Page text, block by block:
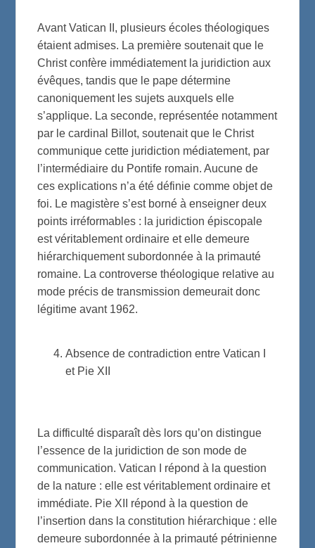
Avant Vatican II, plusieurs écoles théologiques
étaient admises. La première soutenait que le
Christ confère immédiatement la juridiction aux
évêques, tandis que le pape détermine
canoniquement les sujets auxquels elle
s’applique. La seconde, représentée notamment
par le cardinal Billot, soutenait que le Christ
communique cette juridiction médiatement, par
l’intermédiaire du Pontife romain. Aucune de
ces explications n’a été définie comme objet de
foi. Le magistère s’est borné à enseigner deux
points irréformables : la juridiction épiscopale
est véritablement ordinaire et elle demeure
hiérarchiquement subordonnée à la primauté
romaine. La controverse théologique relative au
mode précis de transmission demeurait donc
légitime avant 1962.
Absence de contradiction entre Vatican I
et Pie XII
La difficulté disparaît dès lors qu’on distingue
l’essence de la juridiction de son mode de
communication. Vatican I répond à la question
de la nature : elle est véritablement ordinaire et
immédiate. Pie XII répond à la question de
l’insertion dans la constitution hiérarchique : elle
demeure subordonnée à la primauté pétrinienne